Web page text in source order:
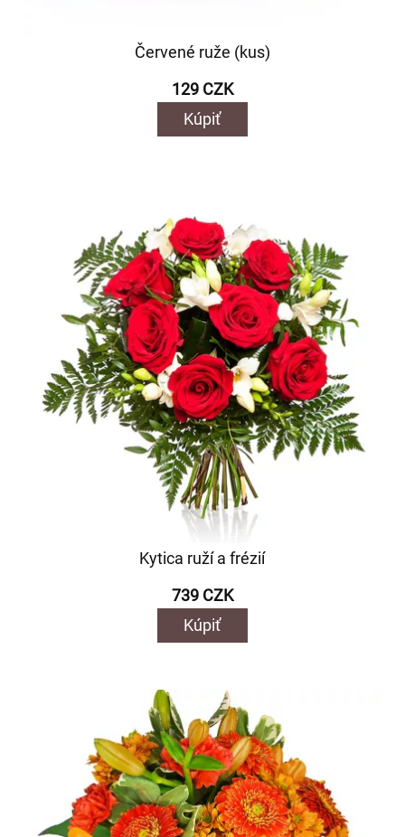
Červené ruže (kus)
129 CZK
Kúpiť
Kytica ruží a frézií
739 CZK
Kúpiť